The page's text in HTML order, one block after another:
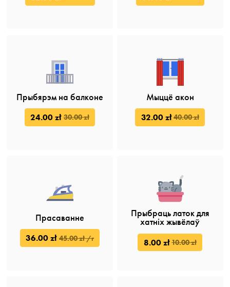
Прыбярэм на балконе
24.00 zł 30.00 zł
Мыццё акон
32.00 zł 40.00 zł
Прасаванне
36.00 zł 45.00 zł /г
Прыбраць латок для
хатніх жывёлаў
8.00 zł 10.00 zł